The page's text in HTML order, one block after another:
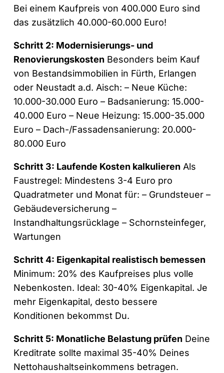
Bei einem Kaufpreis von 400.000 Euro sind
das zusätzlich 40.000-60.000 Euro!
Schritt 2: Modernisierungs- und
Renovierungskosten Besonders beim Kauf
von Bestandsimmobilien in Fürth, Erlangen
oder Neustadt a.d. Aisch: – Neue Küche:
10.000-30.000 Euro – Badsanierung: 15.000-
40.000 Euro – Neue Heizung: 15.000-35.000
Euro – Dach-/Fassadensanierung: 20.000-
80.000 Euro
Schritt 3: Laufende Kosten kalkulieren Als
Faustregel: Mindestens 3-4 Euro pro
Quadratmeter und Monat für: – Grundsteuer –
Gebäudeversicherung –
Instandhaltungsrücklage – Schornsteinfeger,
Wartungen
Schritt 4: Eigenkapital realistisch bemessen
Minimum: 20% des Kaufpreises plus volle
Nebenkosten. Ideal: 30-40% Eigenkapital. Je
mehr Eigenkapital, desto bessere
Konditionen bekommst Du.
Schritt 5: Monatliche Belastung prüfen Deine
Kreditrate sollte maximal 35-40% Deines
Nettohaushaltseinkommens betragen.